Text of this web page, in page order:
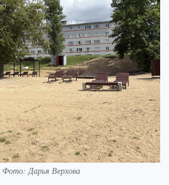
Фото: Дарья Верхова